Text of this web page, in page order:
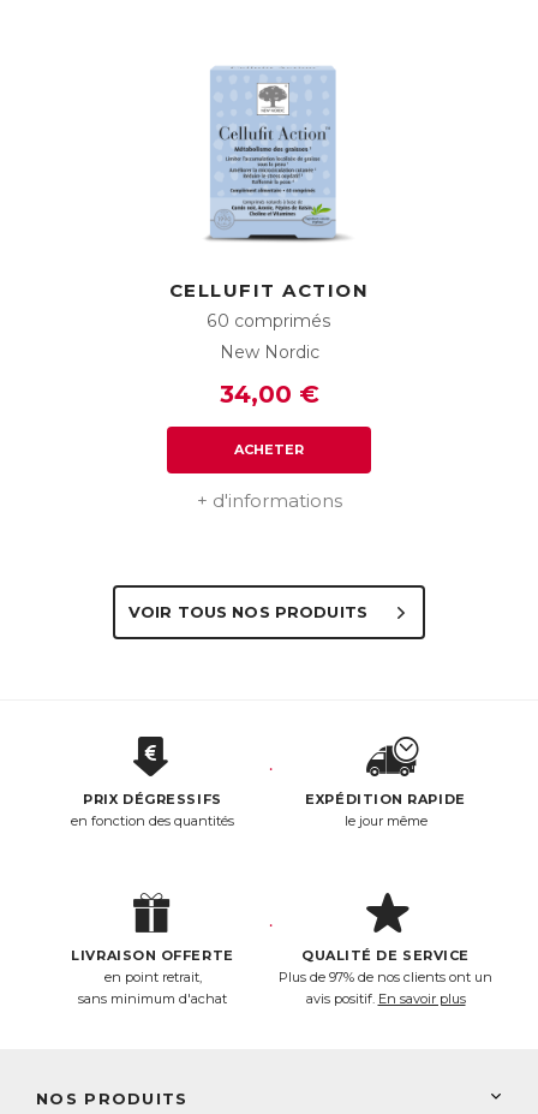
CELLUFIT ACTION
60 comprimés
New Nordic
34,00 €
ACHETER
+ d'informations
VOIR TOUS NOS PRODUITS
PRIX DÉGRESSIFS
en fonction des quantités
EXPÉDITION RAPIDE
le jour même
LIVRAISON OFFERTE
en point retrait,
sans minimum d'achat
QUALITÉ DE SERVICE
Plus de 97% de nos clients ont un
avis positif. En savoir plus
NOS PRODUITS